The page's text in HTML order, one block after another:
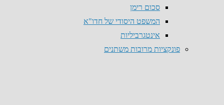
סכום רימן
המשפט היסודי של חדו"א
אינטגרביליות
פונקציות מרובות משתנים